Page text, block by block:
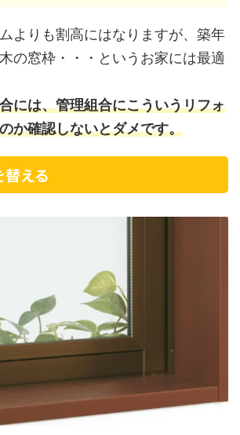
よりも割高にはなりますが、築年
の窓枠・・・というお家には最適
には、管理組合にこういうリフォ
か確認しないとダメです。
える